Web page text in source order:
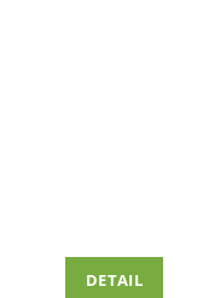
DETAIL